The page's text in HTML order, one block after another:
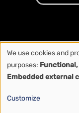
Copyright ©
Use
of
We use cookies and
purposes:
Embedded external
Customize